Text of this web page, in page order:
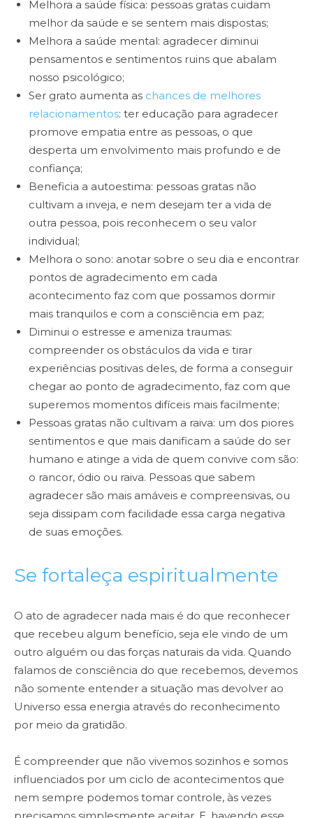
Melhora a saúde física: pessoas gratas cuidam
melhor da saúde e se sentem mais dispostas;
Melhora a saúde mental: agradecer diminui
pensamentos e sentimentos ruins que abalam
nosso psicológico;
Ser grato aumenta as chances de melhores
relacionamentos: ter educação para agradecer
promove empatia entre as pessoas, o que
desperta um envolvimento mais profundo e de
confiança;
Beneficia a autoestima: pessoas gratas não
cultivam a inveja, e nem desejam ter a vida de
outra pessoa, pois reconhecem o seu valor
individual;
Melhora o sono: anotar sobre o seu dia e encontrar
pontos de agradecimento em cada
acontecimento faz com que possamos dormir
mais tranquilos e com a consciência em paz;
Diminui o estresse e ameniza traumas:
compreender os obstáculos da vida e tirar
experiências positivas deles, de forma a conseguir
chegar ao ponto de agradecimento, faz com que
superemos momentos difíceis mais facilmente;
Pessoas gratas não cultivam a raiva: um dos piores
sentimentos e que mais danificam a saúde do ser
humano e atinge a vida de quem convive com são:
o rancor, ódio ou raiva. Pessoas que sabem
agradecer são mais amáveis e compreensivas, ou
seja dissipam com facilidade essa carga negativa
de suas emoções.
Se fortaleça espiritualmente
O ato de agradecer nada mais é do que reconhecer
que recebeu algum benefício, seja ele vindo de um
outro alguém ou das forças naturais da vida. Quando
falamos de consciência do que recebemos, devemos
não somente entender a situação mas devolver ao
Universo essa energia através do reconhecimento
por meio da gratidão.
É compreender que não vivemos sozinhos e somos
influenciados por um ciclo de acontecimentos que
nem sempre podemos tomar controle, às vezes